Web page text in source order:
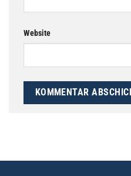
Website